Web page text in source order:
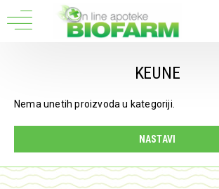
KEUNE
Nema unetih proizvoda u kategoriji.
NASTAVI